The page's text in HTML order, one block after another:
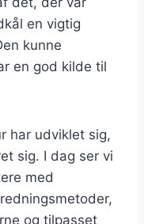
en vigtig
kunne
en god kilde til
har udviklet sig,
sig. I dag ser vi
med
og tilpasset